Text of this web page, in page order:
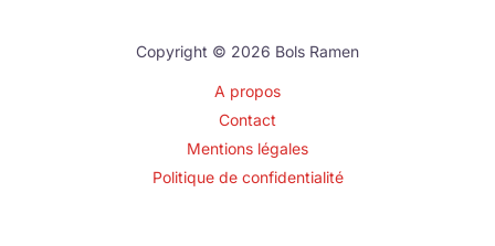
Copyright © 2026 Bols Ramen
A propos
Contact
Mentions légales
Politique de confidentialité